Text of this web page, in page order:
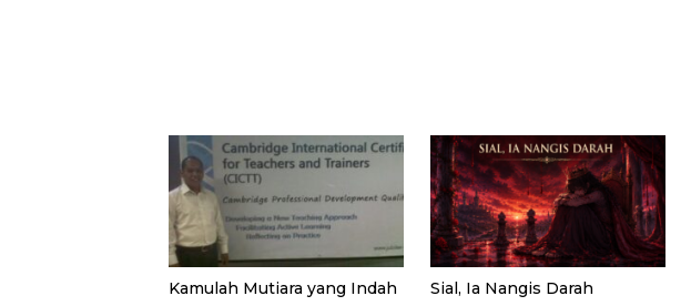
Kamulah Mutiara yang Indah Sial, Ia Nangis Darah